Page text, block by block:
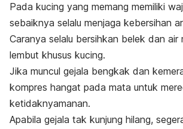
Pada kucing yang memang memiliki
sebaiknya selalu menjaga kebersihan
Caranya selalu bersihkan belek dan air
lembut khusus kucing.
Jika muncul gejala bengkak dan
kompres hangat pada mata untuk
ketidaknyamanan.
Apabila gejala tak kunjung hilang,